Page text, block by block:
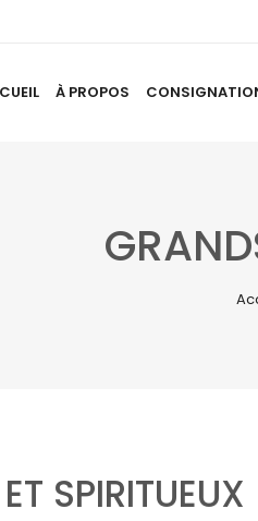
À PROPOS
SPIRITUEUX